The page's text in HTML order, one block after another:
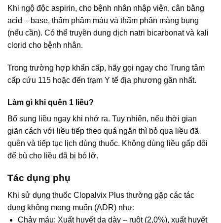
Khi ngộ độc aspirin, cho bệnh nhân nhập viện, cân bằng
acid – base, thẩm phâm máu và thẩm phân màng bụng
(nếu cần). Có thể truyền dung dịch natri bicarbonat và kali
clorid cho bệnh nhân.
Trong trường hợp khẩn cấp, hãy gọi ngay cho Trung tâm
cấp cứu 115 hoặc đến trạm Y tế địa phương gần nhất.
Làm gì khi quên 1 liều?
Bổ sung liều ngay khi nhớ ra. Tuy nhiên, nếu thời gian
giãn cách với liều tiếp theo quá ngắn thì bỏ qua liều đã
quên và tiếp tục lịch dùng thuốc. Không dùng liều gấp đôi
để bù cho liều đã bị bỏ lỡ.
Tác dụng phụ
Khi sử dụng thuốc Clopalvix Plus thường gặp các tác
dụng không mong muốn (ADR) như:
Chảy máu: Xuất huyết dạ dày – ruột (2,0%), xuất huyết